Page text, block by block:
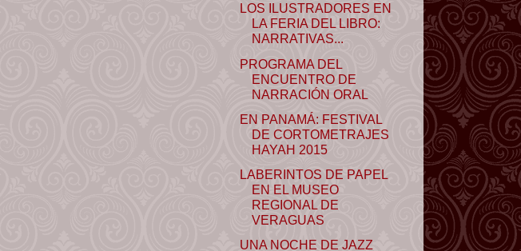
LOS ILUSTRADORES EN
LA FERIA DEL LIBRO:
NARRATIVAS...
PROGRAMA DEL
ENCUENTRO DE
NARRACIÓN ORAL
EN PANAMÁ: FESTIVAL
DE CORTOMETRAJES
HAYAH 2015
LABERINTOS DE PAPEL
EN EL MUSEO
REGIONAL DE
VERAGUAS
UNA NOCHE DE JAZZ